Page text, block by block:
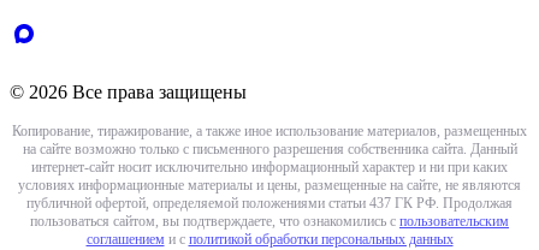
© 2026 Все права защищены
Копирование, тиражирование, а также иное использование материалов, размещенных
на сайте возможно только с письменного разрешения собственника сайта. Данный
интернет-сайт носит исключительно информационный характер и ни при каких
условиях информационные материалы и цены, размещенные на сайте, не являются
публичной офертой, определяемой положениями статьи 437 ГК РФ. Продолжая
пользоваться сайтом, вы подтверждаете, что ознакомились с пользовательским
соглашением и с политикой обработки персональных данных